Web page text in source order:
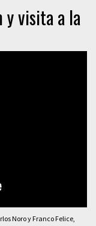
y visita a la
Noro y Franco Felice,